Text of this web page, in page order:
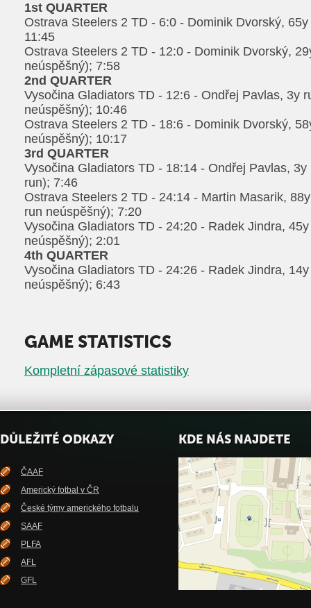
1st QUARTER
Ostrava Steelers 2 TD - 6:0 - Dominik Dvorský,
11:45
Ostrava Steelers 2 TD - 12:0 - Dominik Dvorský,
neúspěšný); 7:58
2nd QUARTER
Vysočina Gladiators TD - 12:6 - Ondřej Pavlas, 3y
neúspěšný); 10:46
Ostrava Steelers 2 TD - 18:6 - Dominik Dvorský,
neúspěšný); 10:17
3rd QUARTER
Vysočina Gladiators TD - 18:14 - Ondřej Pavlas,
run); 7:46
Ostrava Steelers 2 TD - 24:14 - Martin Masarik,
run neúspěšný); 7:20
Vysočina Gladiators TD - 24:20 - Radek Jindra,
neúspěšný); 2:01
4th QUARTER
Vysočina Gladiators TD - 24:26 - Radek Jindra,
neúspěšný); 6:43
GAME STATISTICS
Kompletní zápasové statistiky
DŮLEŽITÉ ODKAZY
ČAAF
Americký fotbal v ČR
České týmy amerického fotbalu
SAAF
PLFA
AFL
GFL
KDE NÁS NAJDETE